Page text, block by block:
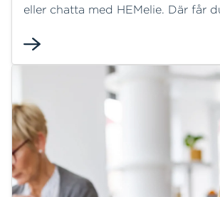
eller chatta med HEMelie. Där får
direkt. Behöver du mer hjälp finns